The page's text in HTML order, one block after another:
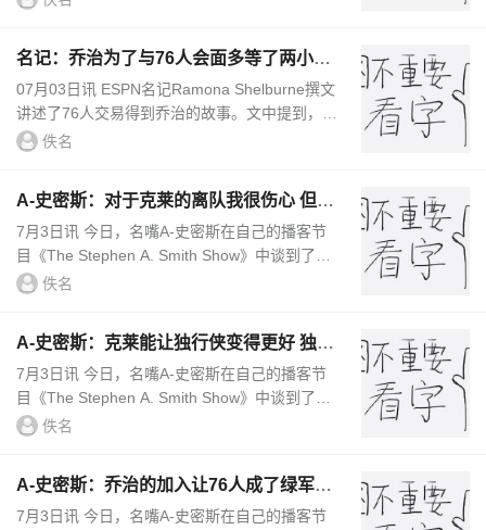
名记：乔治为了与76人会面多等了两小时
还穿了一件艾弗森的T恤
07月03日讯 ESPN名记Ramona Shelburne撰文
讲述了76人交易得到乔治的故事。文中提到，乔
治与经纪人邀请76人团队到洛杉矶进行谈判，但
佚名
A-史密斯：对于克莱的离队我很伤心 但我
觉得勇士必须要这么做
7月3日讯 今日，名嘴A-史密斯在自己的播客节
目《The Stephen A. Smith Show》中谈到了克
莱加盟独行侠一事。A-史密斯说道：“对于克莱
佚名
A-史密斯：克莱能让独行侠变得更好 独行
侠新赛季会很恐怖
7月3日讯 今日，名嘴A-史密斯在自己的播客节
目《The Stephen A. Smith Show》中谈到了克
莱加盟独行侠一事。A-史密斯说道：“独行侠是
佚名
A-史密斯：乔治的加入让76人成了绿军东
部最大的威胁
7月3日讯 今日，名嘴A-史密斯在自己的播客节